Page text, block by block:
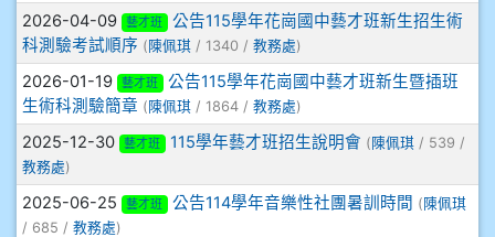
909林柏翰
909林玉楓
909林朝智
910謝尚橙
2026-04-09 藝才班
公告115學年花崗國中藝才班新生招生術
科測驗考試順序 ( 陳佩琪 / 1340 / 教務處)
2026-01-19 藝才班
公告115學年花崗國中藝才班新生暨插班
生術科測驗簡章 (陳佩琪 / 1864 / 教務處)
2025-12-30 藝才班 115學年藝才班招生說明會 ( 陳佩琪/ 539 /
教務處)
2025-06-25 藝才班 公告114學年音樂性社團暑訓時間 (陳佩琪
/ 685 / 教務處)